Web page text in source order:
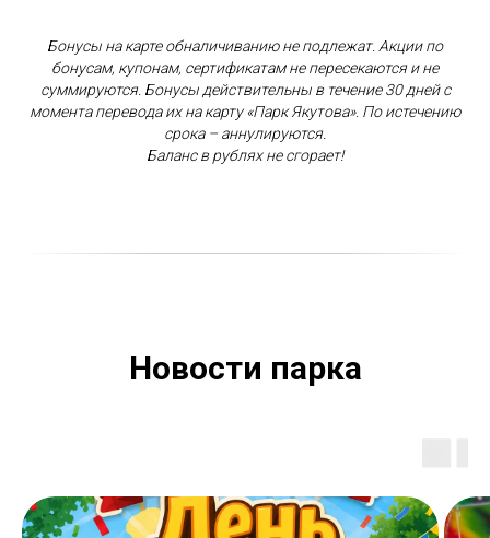
Бонусы на карте обналичиванию не подлежат. Акции по
бонусам, купонам, сертификатам не пересекаются и не
суммируются. Бонусы действительны в течение 30 дней с
момента перевода их на карту «Парк Якутова». По истечению
срока – аннулируются.
Баланс в рублях не сгорает!
Новости парка